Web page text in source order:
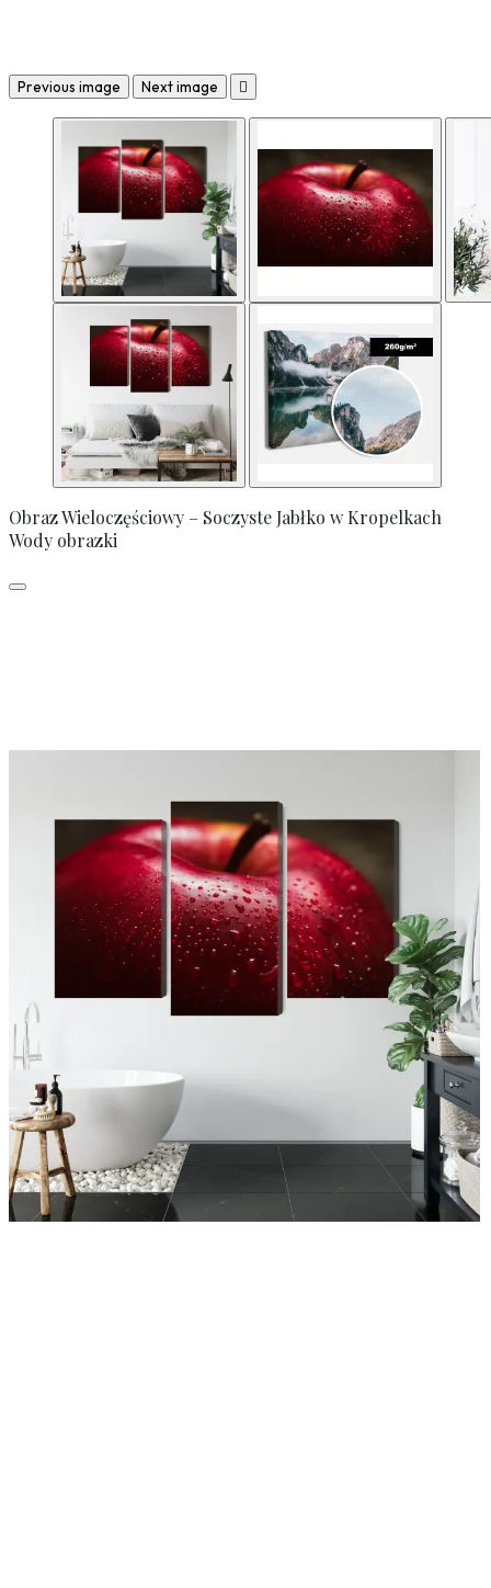
Previous image Next image 
Obraz Wieloczęściowy – Soczyste Jabłko w Kropelkach
Wody obrazki